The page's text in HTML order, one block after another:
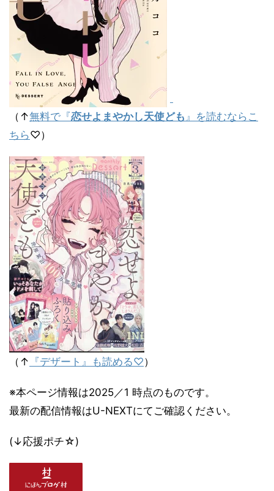
（↑無料で『恋せよまやかし天使ども 』を読むならこ
ちら♡）
（↑ 『デザート』も読める♡）
※本ページ情報は2025／1 時点のものです。
最新の配信情報はU-NEXTにてご確認ください。
(↓応援ポチ☆)